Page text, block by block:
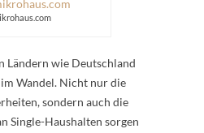
Ländern wie Deutschland
Wandel. Nicht nur die
sondern auch die
Single-Haushalten sorgen